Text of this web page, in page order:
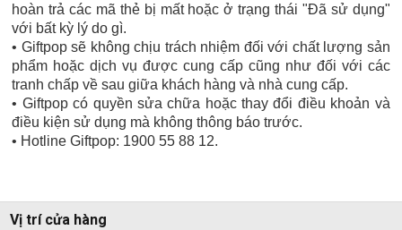
hoàn trả các mã thẻ bị mất hoặc ở trạng thái "Đã sử dụng"
với bất kỳ lý do gì.
• Giftpop sẽ không chịu trách nhiệm đối với chất lượng sản
phẩm hoặc dịch vụ được cung cấp cũng như đối với các
tranh chấp về sau giữa khách hàng và nhà cung cấp.
• Giftpop có quyền sửa chữa hoặc thay đổi điều khoản và
điều kiện sử dụng mà không thông báo trước.
• Hotline Giftpop: 1900 55 88 12.
Vị trí cửa hàng